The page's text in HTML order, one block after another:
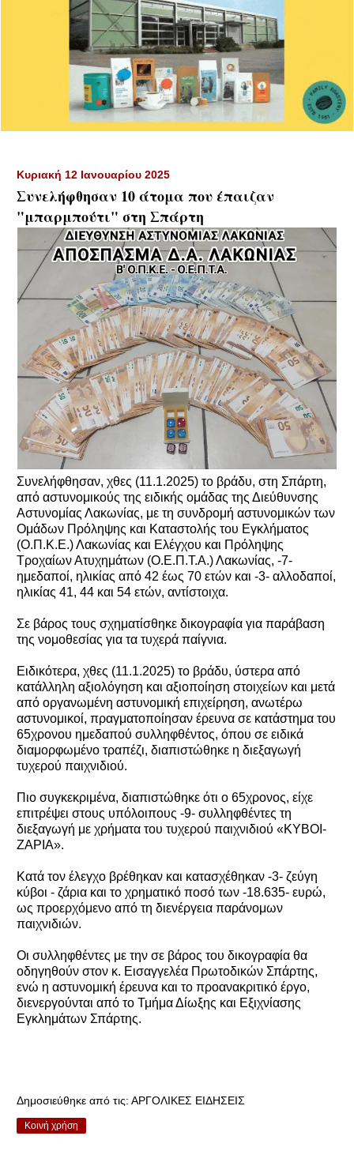
Κυριακή 12 Ιανουαρίου 2025
Συνελήφθησαν 10 άτομα που έπαιζαν
"μπαρμπούτι" στη Σπάρτη
Συνελήφθησαν, χθες (11.1.2025) το βράδυ, στη Σπάρτη,
από αστυνομικούς της ειδικής ομάδας της Διεύθυνσης
Αστυνομίας Λακωνίας, με τη συνδρομή αστυνομικών των
Ομάδων Πρόληψης και Καταστολής του Εγκλήματος
(Ο.Π.Κ.Ε.) Λακωνίας και Ελέγχου και Πρόληψης
Τροχαίων Ατυχημάτων (Ο.Ε.Π.Τ.Α.) Λακωνίας, -7-
ημεδαποί, ηλικίας από 42 έως 70 ετών και -3- αλλοδαποί,
ηλικίας 41, 44 και 54 ετών, αντίστοιχα.
Σε βάρος τους σχηματίσθηκε δικογραφία για παράβαση
της νομοθεσίας για τα τυχερά παίγνια.
Ειδικότερα, χθες (11.1.2025) το βράδυ, ύστερα από
κατάλληλη αξιολόγηση και αξιοποίηση στοιχείων και μετά
από οργανωμένη αστυνομική επιχείρηση, ανωτέρω
αστυνομικοί, πραγματοποίησαν έρευνα σε κατάστημα του
65χρονου ημεδαπού συλληφθέντος, όπου σε ειδικά
διαμορφωμένο τραπέζι, διαπιστώθηκε η διεξαγωγή
τυχερού παιχνιδιού.
Πιο συγκεκριμένα, διαπιστώθηκε ότι ο 65χρονος, είχε
επιτρέψει στους υπόλοιπους -9- συλληφθέντες τη
διεξαγωγή με χρήματα του τυχερού παιχνιδιού «ΚΥΒΟΙ-
ΖΑΡΙΑ».
Κατά τον έλεγχο βρέθηκαν και κατασχέθηκαν -3- ζεύγη
κύβοι - ζάρια και το χρηματικό ποσό των -18.635- ευρώ,
ως προερχόμενο από τη διενέργεια παράνομων
παιχνιδιών.
Οι συλληφθέντες με την σε βάρος του δικογραφία θα
οδηγηθούν στον κ. Εισαγγελέα Πρωτοδικών Σπάρτης,
ενώ η αστυνομική έρευνα και το προανακριτικό έργο,
διενεργούνται από το Τμήμα Δίωξης και Εξιχνίασης
Εγκλημάτων Σπάρτης.
Δημοσιεύθηκε από τις: ΑΡΓΟΛΙΚΕΣ ΕΙΔΗΣΕΙΣ
Κοινή χρήση